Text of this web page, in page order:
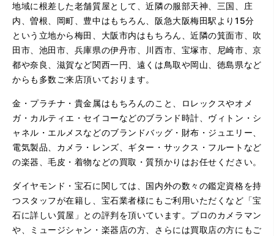
地域に根差した老舗質屋として、近隣の服部天神、三国、庄
内、曽根、岡町、豊中はもちろん、阪急大阪梅田駅より15分
という立地から梅田、大阪市内はもちろん、近隣の箕面市、吹
田市、池田市、兵庫県の伊丹市、川西市、宝塚市、尼崎市、京
都や奈良、滋賀など関西一円、遠くは鳥取や岡山、徳島県など
からも多数ご来店頂いております。
金・プラチナ・貴金属はもちろんのこと、ロレックスやオメ
ガ・カルティエ・セイコーなどのブランド時計、ヴィトン・シ
ャネル・エルメスなどのブランドバッグ・財布・ジュエリー、
電気製品、カメラ・レンズ、ギター・サックス・フルートなど
の楽器、毛皮・着物などの買取・質預かりはお任せください。
ダイヤモンド・宝石に関しては、国内外の数々の鑑定資格を持
つスタッフが在籍し、宝石業者様にもご利用いただくなど「宝
石に詳しい質屋」との評判を頂いています。プロのカメラマン
や、ミュージシャン・楽器店の方、さらには買取店の方にもご